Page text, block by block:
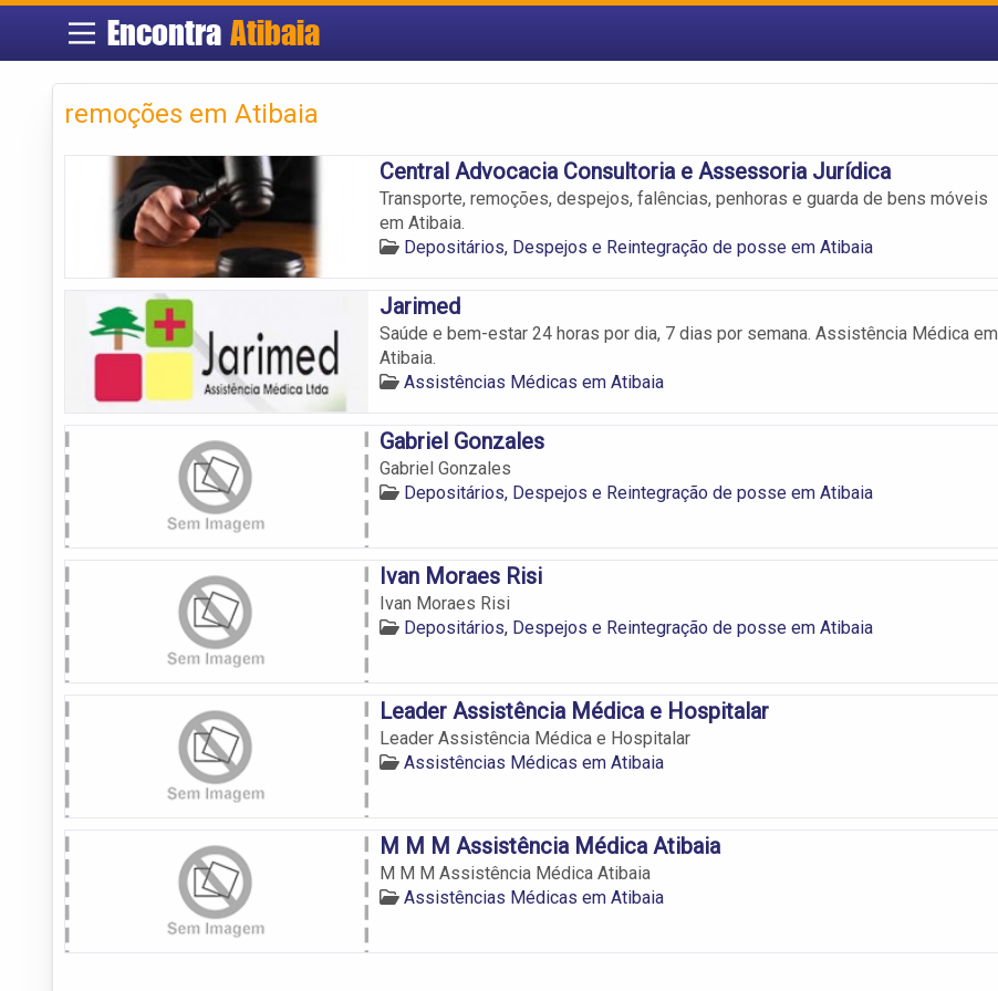
EncontraAtibaia
remoções em Atibaia
Central Advocacia Consultoria e Assessoria Jurídica
Transporte, remoções, despejos, falências, penhoras e guarda de bens móveis
em Atibaia.
Depositários, Despejos e Reintegração de posse em Atibaia
Jarimed
Saúde e bem-estar 24 horas por dia, 7 dias por semana. Assistência Médica em
Atibaia.
Assistências Médicas em Atibaia
Gabriel Gonzales
Gabriel Gonzales
Depositários, Despejos e Reintegração de posse em Atibaia
Ivan Moraes Risi
Ivan Moraes Risi
Depositários, Despejos e Reintegração de posse em Atibaia
Leader Assistência Médica e Hospitalar
Leader Assistência Médica e Hospitalar
Assistências Médicas em Atibaia
M M M Assistência Médica Atibaia
M M M Assistência Médica Atibaia
Assistências Médicas em Atibaia